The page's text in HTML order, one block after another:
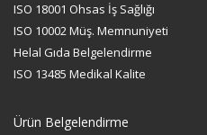
ISO 18001 Ohsas İş Sağlığı
ISO 10002 Müş. Memnuniyeti
Helal Gıda Belgelendirme
ISO 13485 Medikal Kalite
Ürün Belgelendirme